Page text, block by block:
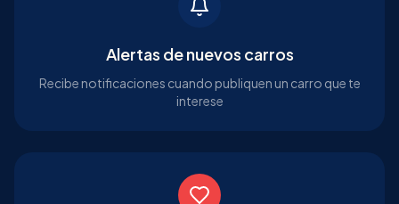
Alertas de nuevos carros
Recibe notificaciones cuando publiquen un carro que te
interese